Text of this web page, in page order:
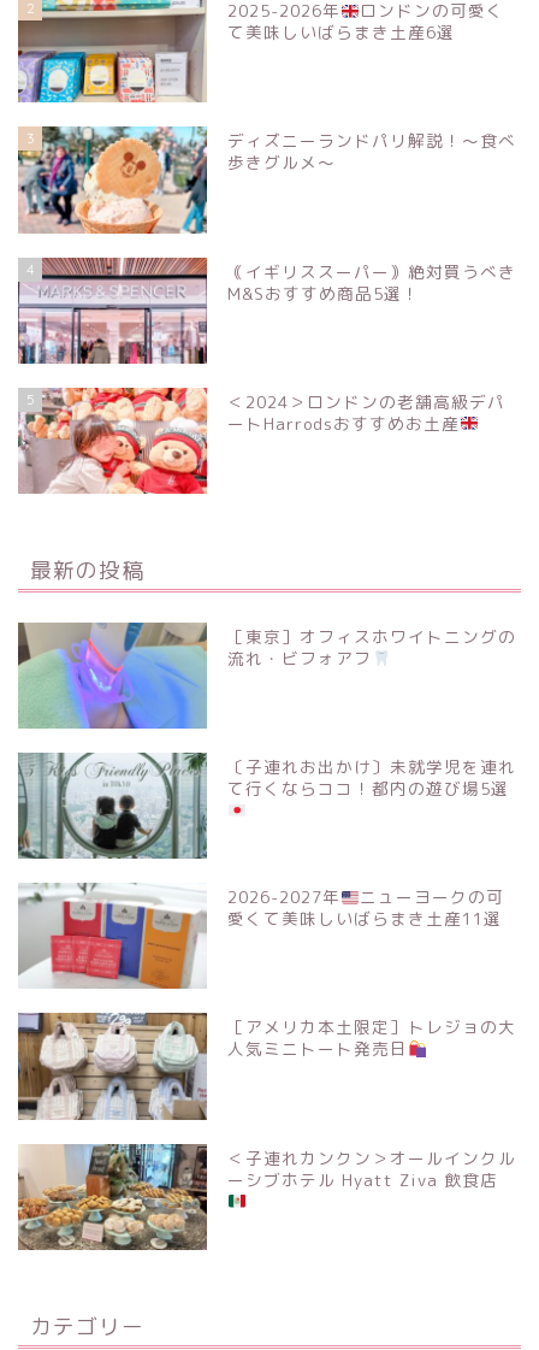
2 2025-2026年
ロンドンの可愛く
て美味しいばらまき土産6選
3
ディズニーランドパリ解説！〜食べ
歩きグルメ〜
4
｟イギリススーパー｠絶対買うべき
M&Sおすすめ商品5選！
5
＜2024＞ロンドンの老舗高級デパ
ートHarrodsおすすめお土産
最新の投稿
［東京］オフィスホワイトニングの
流れ・ビフォアフ
〔子連れお出かけ〕未就学児を連れ
て行くならココ！都内の遊び場5選
2026-2027年
ニューヨークの可
愛くて美味しいばらまき土産11選
［アメリカ本土限定］トレジョの大
人気ミニトート発売日
＜子連れカンクン＞オールインクル
ーシブホテル Hyatt Ziva 飲食店
カテゴリー